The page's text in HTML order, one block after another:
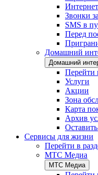
Звонки
SMS в
Перед
Домашний
Домашний
Перейти
Услуги
Акции
Зона
Карта
Архив
Сервисы для жизни
Перейти в
МТС Медиа
МТС Медиа